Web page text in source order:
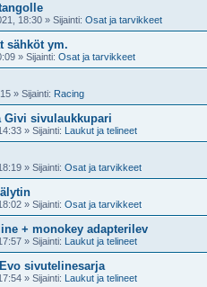
18:30 » Sijainti: Osat ja tarvikkeet
sähköt ym.
» Sijainti: Osat ja tarvikkeet
» Sijainti: Racing
Givi sivulaukkupari
» Sijainti: Laukut ja telineet
» Sijainti: Osat ja tarvikkeet
» Sijainti: Osat ja tarvikkeet
+ monokey adapterilev
» Sijainti: Laukut ja telineet
sivutelinesarja
» Sijainti: Laukut ja telineet